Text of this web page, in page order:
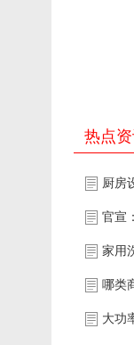
热点
厨房
官宣
家用
哪类
大功